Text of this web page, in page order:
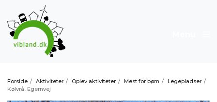
Forside / Aktiviteter / Oplev aktiviteter / Mest for børn / Legepladser /
Kølvrå, Egernvej